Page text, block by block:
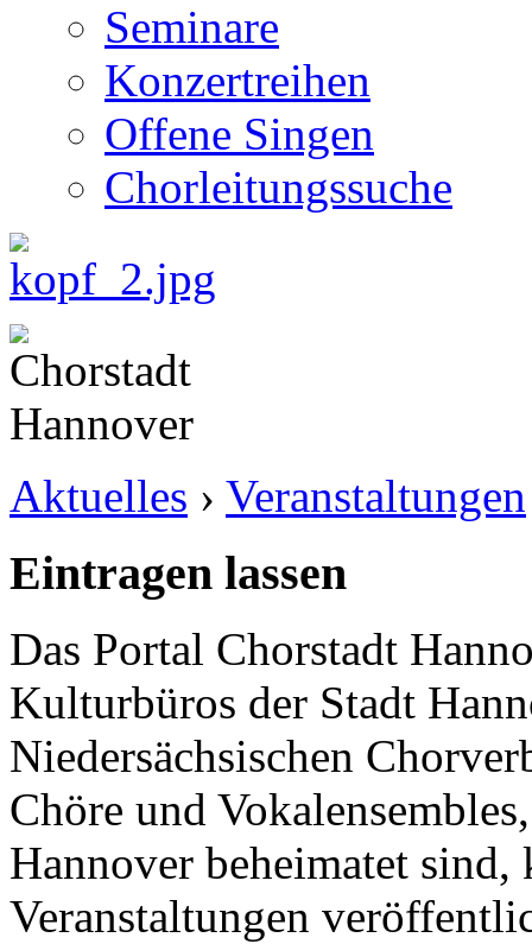
Seminare
Konzertreihen
Offene Singen
Chorleitungssuche
Aktuelles › Veranstaltungen
Eintragen lassen
Das Portal Chorstadt
Kulturbüros der Stadt
Niedersächsischen
Chöre und
Hannover beheimatet sind,
Veranstaltungen